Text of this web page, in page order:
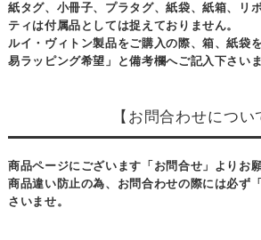
紙タグ、小冊子、プラタグ、紙袋、紙箱、リ
ティは付属品としては捉えておりません。
ルイ・ヴィトン製品をご購入の際、箱、紙袋
易ラッピング希望」と備考欄へご記入下さいま
【お問合わせについ
商品ページにございます「お問合せ」よりお
商品違い防止の為、お問合わせの際には必ず
さいませ。